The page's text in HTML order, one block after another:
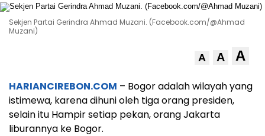
Sekjen Partai Gerindra Ahmad Muzani. (Facebook.com/@Ahmad
Muzani)
A A A
HARIANCIREBON.COM – Bogor adalah wilayah yang
istimewa, karena dihuni oleh tiga orang presiden,
selain itu Hampir setiap pekan, orang Jakarta
liburannya ke Bogor.